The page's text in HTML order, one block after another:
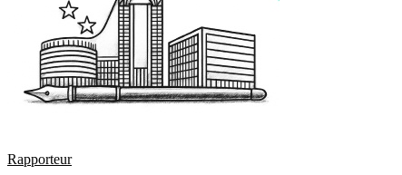
Rapporteur